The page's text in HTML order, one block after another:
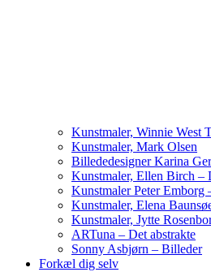
Kunstmaler, Winnie West
Kunstmaler, Mark Olsen
Billededesigner Karina
Kunstmaler, Ellen Birch –
Kunstmaler Peter Emborg
Kunstmaler, Elena
Kunstmaler, Jytte
ARTuna – Det abstrakte
Sonny Asbjørn – Billeder
Forkæl dig selv